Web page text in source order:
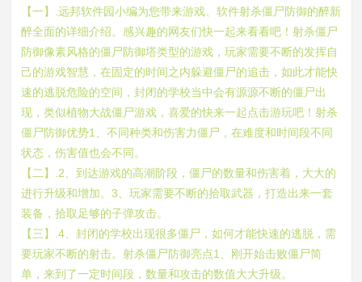
【一】.远邦软件园小编为您带来游戏、软件射杀僵尸防御的醉新
醉全面的详细介绍。感兴趣的网友们快一起来看看吧！射杀僵尸
防御像素风格的僵尸防御塔类型的游戏，玩家需要不断的发挥自
己的游戏智慧，在固定的时间之内躲避僵尸的追击，如此才能快
速的逃脱危险的空间，封闭的学校当中会有源源不断的僵尸出
现，类似植物大战僵尸游戏，喜爱的快来一起点击游玩吧！射杀
僵尸防御优势1、不同种类和伤害力僵尸，在难度和时间段不同
状态，伤害值也会不同。
【二】.2、到达游戏的高潮阶段，僵尸的数量和伤害着，大大的
进行升级和增加。3、玩家需要不断的拾取武器，打造出来一套
装备，拾取足够的子弹攻击。
【三】.4、封闭的学校出现很多僵尸，如何才能快速的逃脱，需
要玩家不断的射击。射杀僵尸防御亮点1、刚开始击败僵尸简
单，来到了一定时间段，数量和攻击的数值大大升级。